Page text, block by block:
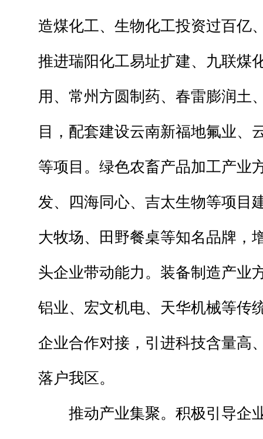
造煤化工、生物化工投资过百亿
推进瑞阳化工易址扩建、九联煤
用、常州方圆制药、春雷膨润土
目，配套建设云南新福地氟业、
等项目。绿色农畜产品加工产业
发、四海同心、吉太生物等项目
大牧场、田野餐桌等知名品牌，
头企业带动能力。装备制造产业
铝业、宏文机电、天华机械等传
企业合作对接，引进科技含量高
落户我区。
推动产业集聚。积极引导企